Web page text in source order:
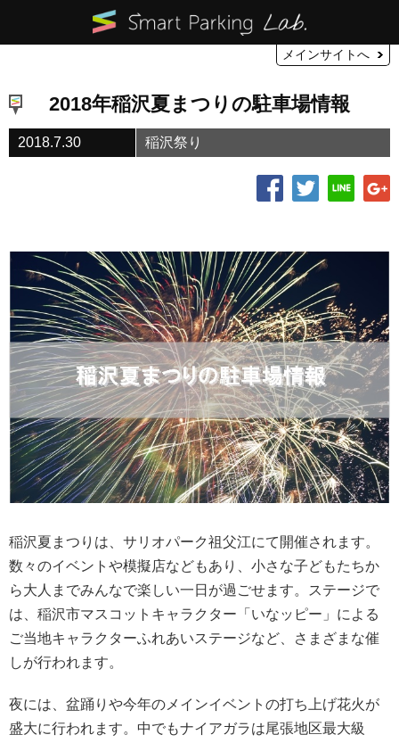
メインサイトへ
2018年稲沢夏まつりの駐車場情報
2018.7.30 稲沢祭り
稲沢夏まつりは、サリオパーク祖父江にて開催されます。
数々のイベントや模擬店などもあり、小さな子どもたちか
ら大人までみんなで楽しい一日が過ごせます。ステージで
は、稲沢市マスコットキャラクター「いなッピー」による
ご当地キャラクターふれあいステージなど、さまざまな催
しが行われます。
夜には、盆踊りや今年のメインイベントの打ち上げ花火が
盛大に行われます。中でもナイアガラは尾張地区最大級